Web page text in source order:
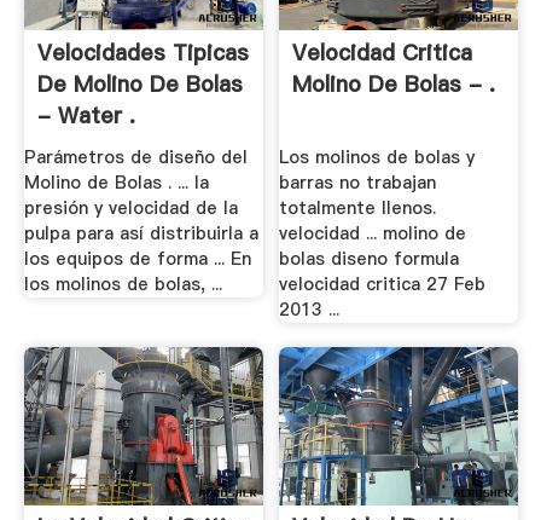
Velocidades Tipicas
De Molino De Bolas
- Water .
Parámetros de diseño del
Molino de Bolas . ... la
presión y velocidad de la
pulpa para así distribuirla a
los equipos de forma ... En
los molinos de bolas, ...
Velocidad Critica
Molino De Bolas - .
Los molinos de bolas y
barras no trabajan
totalmente llenos.
velocidad ... molino de
bolas diseno formula
velocidad critica 27 Feb
2013 ...